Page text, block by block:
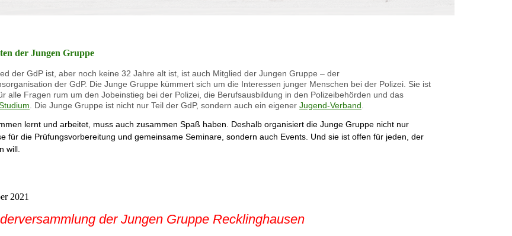
der Jungen Gruppe
der GdP ist, aber noch keine 32 Jahre alt ist, ist auch Mitglied der Jungen Gruppe – der
der GdP. Die Junge Gruppe kümmert sich um die Interessen junger Menschen bei der Polizei. Sie ist
alle Fragen rum um den Jobeinstieg bei der Polizei, die Berufsausbildung in den Polizeibehörden und das
. Die Junge Gruppe ist nicht nur Teil der GdP, sondern auch ein eigener Jugend-Verband.
lernt und arbeitet, muss auch zusammen Spaß haben. Deshalb organisiert die Junge Gruppe nicht nur
für die Prüfungsvorbereitung und gemeinsame Seminare, sondern auch Events. Und sie ist offen für jeden, der
will.
2021
der Jungen Gruppe Recklinghausen